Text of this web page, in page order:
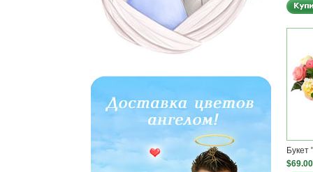
Букет
$69.00